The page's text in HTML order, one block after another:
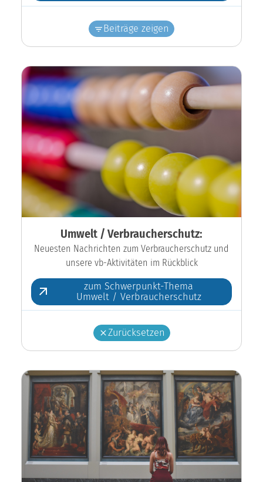
Beiträge zeigen
Umwelt / Verbraucherschutz:
Neuesten Nachrichten zum Verbraucherschutz und
unsere vb-Aktivitäten im Rückblick
zum Schwerpunkt-Thema
Umwelt / Verbraucherschutz
Zurücksetzen